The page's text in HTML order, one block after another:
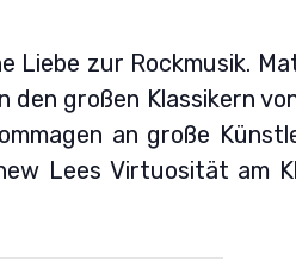
Liebe zur Rockmusik.
den großen Klassikern
an große
Lees Virtuosität am